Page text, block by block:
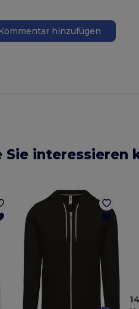
hinzufügen
Sie interessieren